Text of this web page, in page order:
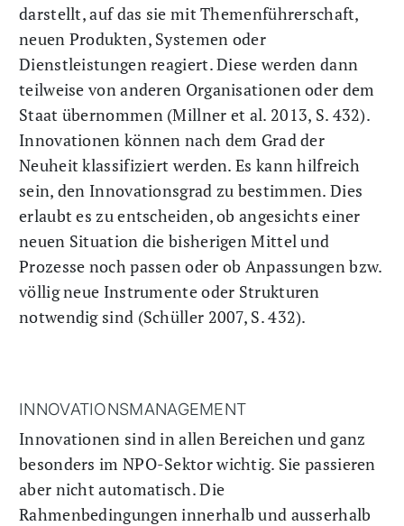
darstellt, auf das sie mit Themenführerschaft,
neuen Produkten, Systemen oder
Dienstleistungen reagiert. Diese werden dann
teilweise von anderen Organisationen oder dem
Staat übernommen (Millner et al. 2013, S. 432).
Innovationen können nach dem Grad der
Neuheit klassifiziert werden. Es kann hilfreich
sein, den Innovationsgrad zu bestimmen. Dies
erlaubt es zu entscheiden, ob angesichts einer
neuen Situation die bisherigen Mittel und
Prozesse noch passen oder ob Anpassungen bzw.
völlig neue Instrumente oder Strukturen
notwendig sind (Schüller 2007, S. 432).
INNOVATIONSMANAGEMENT
Innovationen sind in allen Bereichen und ganz
besonders im NPO-Sektor wichtig. Sie passieren
aber nicht automatisch. Die
Rahmenbedingungen innerhalb und ausserhalb